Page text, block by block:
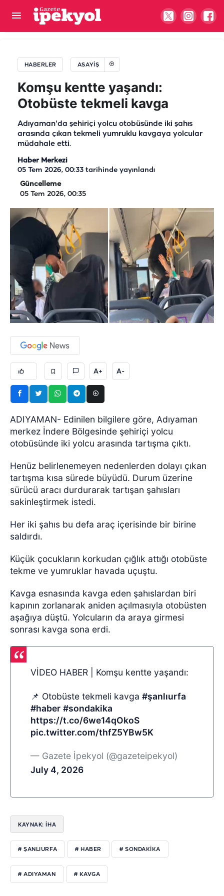
HABERLER ASAYIŞ
Komşu kentte yaşandı:
Otobüste tekmeli kavga
Adıyaman'da şehiriçi yolcu otobüsünde iki şahıs
arasında çıkan tekmeli yumruklu kavgaya yolcular
müdahale etti.
Haber Merkezi
05 Tem 2026, 00:33 tarihinde yayınlandı
Güncelleme
05 Tem 2026, 00:35
A+ A-
ADIYAMAN- Edinilen bilgilere göre, Adıyaman
merkez İndere Bölgesinde şehiriçi yolcu
otobüsünde iki yolcu arasında tartışma çıktı.
Henüz belirlenemeyen nedenlerden dolayı çıkan
tartışma kısa sürede büyüdü. Durum üzerine
sürücü aracı durdurarak tartışan şahısları
sakinleştirmek istedi.
Her iki şahıs bu defa araç içerisinde bir birine
saldırdı.
Küçük çocukların korkudan çığlık attığı otobüste
tekme ve yumruklar havada uçuştu.
Kavga esnasında kavga eden şahıslardan biri
kapının zorlanarak aniden açılmasıyla otobüsten
aşağıya düştü. Yolcuların da araya girmesi
sonrası kavga sona erdi.
VİDEO HABER | Komşu kentte yaşandı:
📌 Otobüste tekmeli kavga#şanlıurfa
#haber #sondakika
https://t.co/6we14qOkoS
pic.twitter.com/thfZ5YBw5K
— Gazete İpekyol (@gazeteipekyol)
July 4, 2026
KAYNAK: İHA
# ŞANLIURFA # HABER # SONDAKIKA
# ADIYAMAN # KAVGA
Şanlıurfa Otogarındaki kavgaya ilişkin yeni